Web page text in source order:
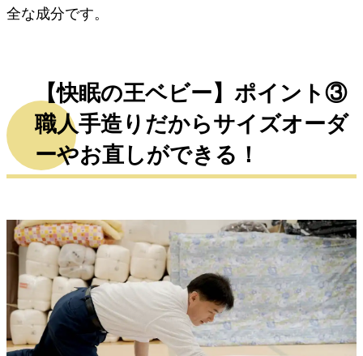
全な成分です。
【快眠の王ベビー】ポイント③
職人手造りだからサイズオーダ
ーやお直しができる！